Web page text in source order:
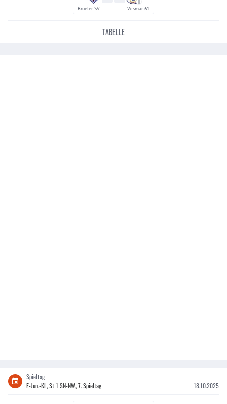
Brüeler SV Wismar 61
TABELLE
Spieltag
E-Jun.-KL, St 1 SN-NW, 7. Spieltag
18.10.2025